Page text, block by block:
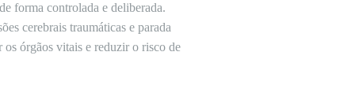
forma controlada e deliberada.
cerebrais traumáticas e parada
órgãos vitais e reduzir o risco de